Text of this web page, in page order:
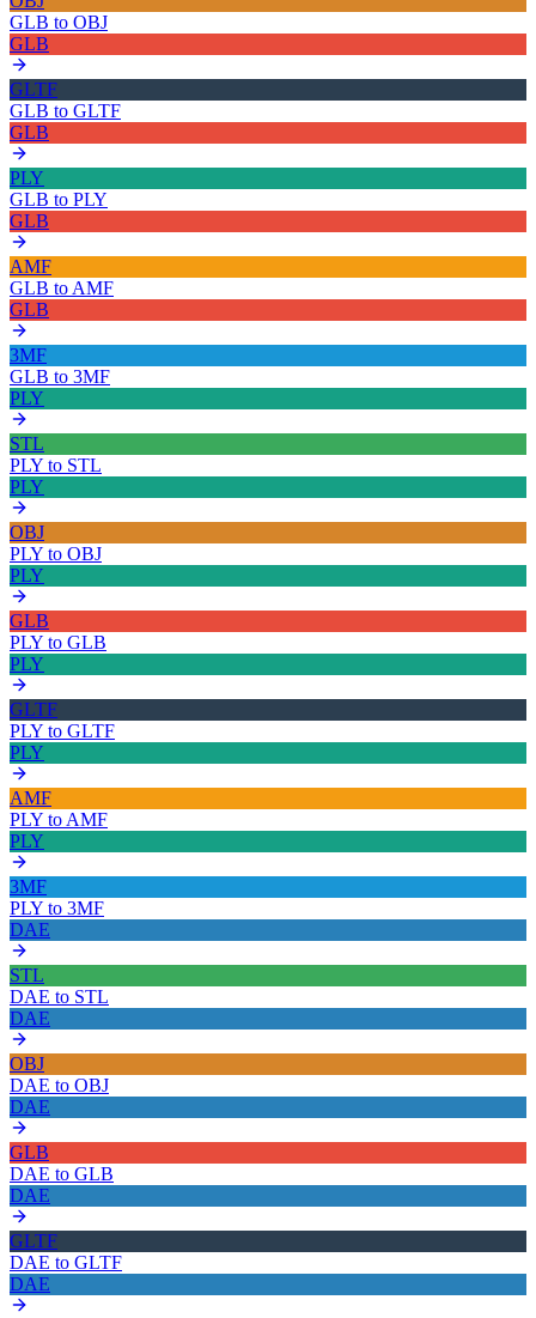
GLB to OBJ
GLB
GLTF
GLB to GLTF
GLB
PLY
GLB to PLY
GLB
AMF
GLB to AMF
GLB
3MF
GLB to 3MF
PLY
STL
PLY to STL
PLY
OBJ
PLY to OBJ
PLY
GLB
PLY to GLB
PLY
GLTF
PLY to GLTF
PLY
AMF
PLY to AMF
PLY
3MF
PLY to 3MF
DAE
STL
DAE to STL
DAE
OBJ
DAE to OBJ
DAE
GLB
DAE to GLB
DAE
GLTF
DAE to GLTF
DAE